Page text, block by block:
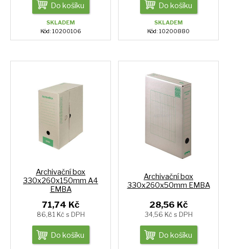
Do košíku
SKLADEM
Kód: 10200106
Do košíku
SKLADEM
Kód: 10200880
Archivační box
330x260x150mm A4
EMBA
71,74 Kč
86,81 Kč s DPH
Do košíku
Archivační box
330x260x50mm EMBA
28,56 Kč
34,56 Kč s DPH
Do košíku